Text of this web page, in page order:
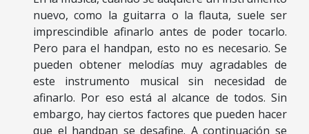
nuevo, como la guitarra o la flauta, suele ser
imprescindible afinarlo antes de poder tocarlo.
Pero para el handpan, esto no es necesario. Se
pueden obtener melodías muy agradables de
este instrumento musical sin necesidad de
afinarlo. Por eso está al alcance de todos. Sin
embargo, hay ciertos factores que pueden hacer
que el handpan se desafine. A continuación se